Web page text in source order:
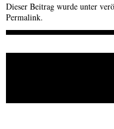
Dieser Beitrag wurde unter
Permalink.